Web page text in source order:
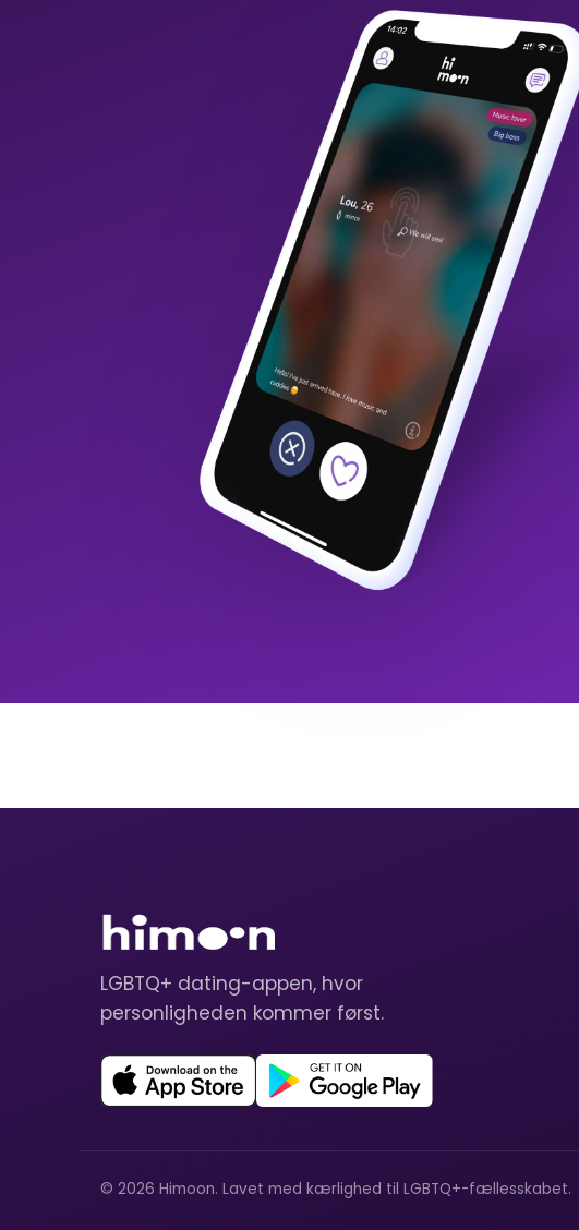
LGBTQ+ dating-appen, hvor
personligheden kommer først.
© 2026 Himoon. Lavet med kærlighed til LGBTQ+-fællesskabet.